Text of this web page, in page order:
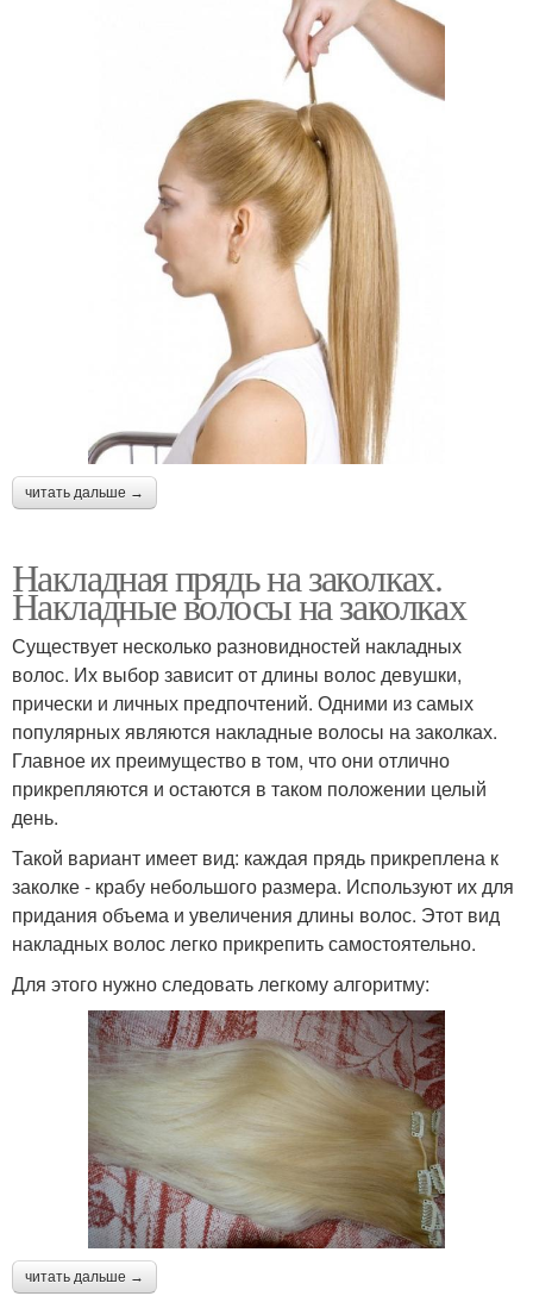
читать дальше →
Накладная прядь на заколках.
Накладные волосы на заколках
Существует несколько разновидностей накладных
волос. Их выбор зависит от длины волос девушки,
прически и личных предпочтений. Одними из самых
популярных являются накладные волосы на заколках.
Главное их преимущество в том, что они отлично
прикрепляются и остаются в таком положении целый
день.
Такой вариант имеет вид: каждая прядь прикреплена к
заколке - крабу небольшого размера. Используют их для
придания объема и увеличения длины волос. Этот вид
накладных волос легко прикрепить самостоятельно.
Для этого нужно следовать легкому алгоритму:
читать дальше →